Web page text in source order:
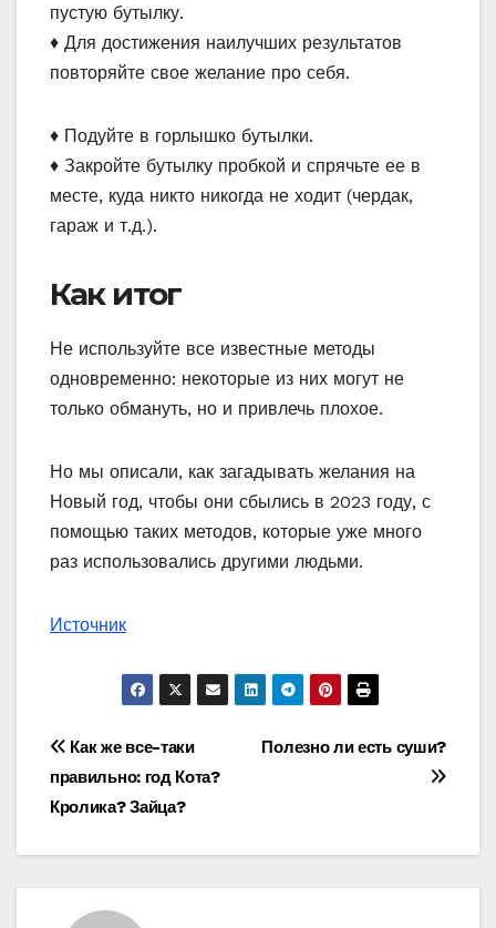
пустую бутылку.
♦ Для достижения наилучших результатов
повторяйте свое желание про себя.
♦ Подуйте в горлышко бутылки.
♦ Закройте бутылку пробкой и спрячьте ее в
месте, куда никто никогда не ходит (чердак,
гараж и т.д.).
Как итог
Не используйте все известные методы
одновременно: некоторые из них могут не
только обмануть, но и привлечь плохое.
Но мы описали, как загадывать желания на
Новый год, чтобы они сбылись в 2023 году, с
помощью таких методов, которые уже много
раз использовались другими людьми.
Источник
Навигация
по
записям
Полезно ли есть суши?
Как же все-таки
правильно: год Кота?
Кролика? Зайца?